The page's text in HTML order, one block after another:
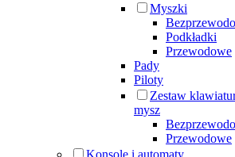
Myszki
Podkładki
Przewodowe
Pady
Piloty
Zestaw
mysz
Przewodowe
Konsole i automaty